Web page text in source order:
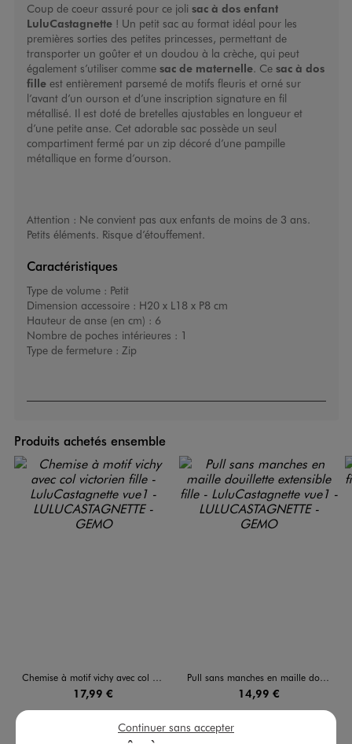
Coup de coeur assuré pour ce joli sac à dos enfant
LuluCastagnette! Un petit sac au format idéal pour les
premières sorties des petites princesses, permettant de
transporter un goûter et un doudou à la crèche, qui peut
également s’utiliser comme sac de maternelle. Ce sac à dos
filleest entièrement parsemé de motifs fleuris et orné sur
l’avant d’un ourson et d’une inscription signature en fil
métallisé. Il est doté de bretelles ajustables en longueur et
d’une petite anse. Cet adorable sac possède un seul
compartiment fermé par un zip décoré d’une pampille
métallique en forme d’ourson.
Attention : Ne convient pas aux enfants de moins de 3 ans.
Petits éléments. Risque d’étouffement.
Caractéristiques
Type de volume : Petit
Dimension accessoire : H20 x L18 x P8 cm
Hauteur de anse (en cm) : 6
Nombre de poches intérieures : 1
Type de fermeture : Zip
Produits achetés ensemble
Chemise à motif vichy avec col victorien fille - LuluCastagnette
17,99 €
Pull sans manches en maille douillette extensible fille - LuluCastagnette
14,99 €
Continuer sans accepter